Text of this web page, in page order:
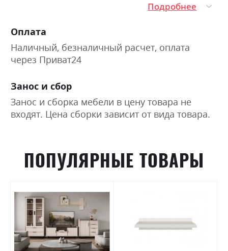
Подробнее
Оплата
Наличный, безналичный расчет, оплата
через Приват24
Занос и сбор
Занос и сборка мебели в цену товара не
входят. Цена сборки зависит от вида товара.
ПОПУЛЯРНЫЕ ТОВАРЫ